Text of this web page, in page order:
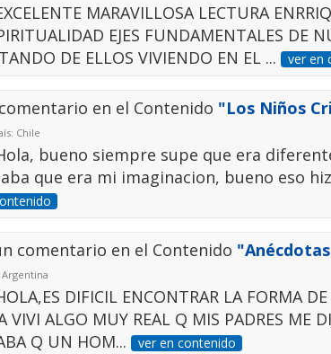
MARAVILLOSA LECTURA
EJES FUNDAMENTALES DE
DE ELLOS VIVIENDO EN EL ... ver en
en el Contenido "Los Niños
Chile
bueno siempre supe que era
que era mi imaginacion, bueno eso
comentario en el Contenido
Argentina
DIFICIL ENCONTRAR LA FORMA
VIVI ALGO MUY REAL Q MIS PADRES ME
Q UN HOM... ver en contenido